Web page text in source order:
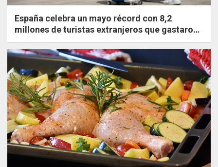
España celebra un mayo récord con 8,2
millones de turistas extranjeros que gastaron
un 20,8% más que en 2019.